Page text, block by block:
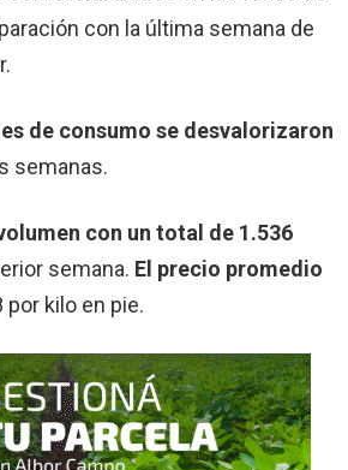
con la última semana de
de consumo se desvalorizaron
semanas.
con un total de 1.536
semana. El precio promedio
por kilo en pie.